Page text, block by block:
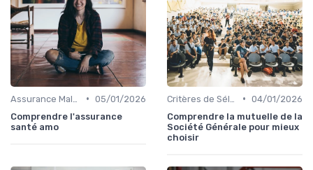
• 05/01/2026
Comprendre l'assurance
santé amo
• 04/01/2026
Comprendre la mutuelle de la
Société Générale pour mieux
choisir